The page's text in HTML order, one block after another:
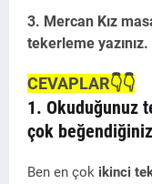
3. Mercan Kız
tekerleme yazınız.
CEVAPLAR👇👇
1. Okuduğunuz
çok
Ben en çok ikinci